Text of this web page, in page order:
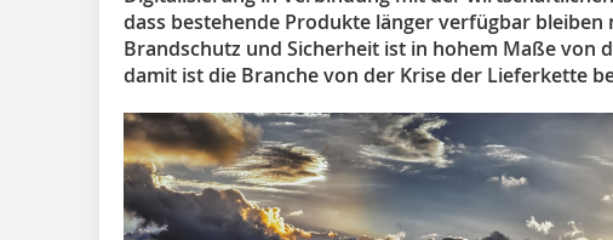
dass bestehende Produkte länger verfügbar
Brandschutz und Sicherheit ist in hohem Maße von
damit ist die Branche von der Krise der Lieferkette